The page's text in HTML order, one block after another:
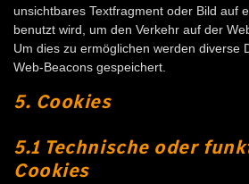
unsichtbares Textfragment oder Bild auf
benutzt wird, um den Verkehr auf der
Um dies zu ermöglichen werden diverse
Web-Beacons gespeichert.
5. Cookies
5.1 Technische oder
Cookies